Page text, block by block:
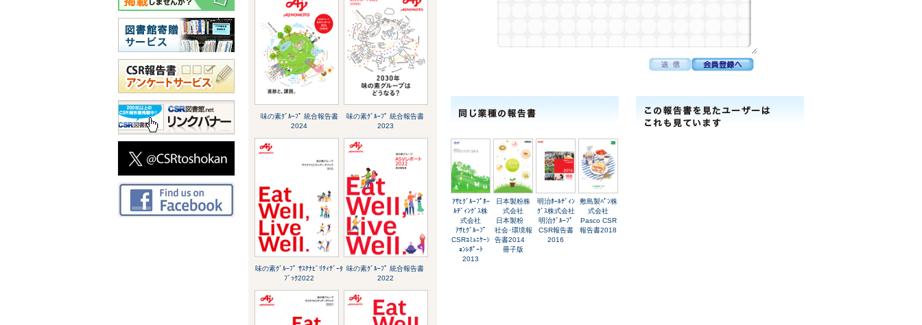
味の素ｸﾞﾙｰﾌﾟ 統合報告書
2024
味の素ｸﾞﾙｰﾌﾟ 統合報告書
2023
味の素ｸﾞﾙｰﾌﾟ ｻｽﾃﾅﾋﾞﾘﾃｨﾃﾞｰﾀ
ﾌﾞｯｸ2022
味の素ｸﾞﾙｰﾌﾟ 統合報告書
2022
ｱｻﾋｸﾞﾙｰﾌﾟﾎｰ
ﾙﾃﾞｨﾝｸﾞｽ株
式会社
ｱｻﾋｸﾞﾙｰﾌﾟ
CSRｺﾐｭﾆｹｰｼ
ｮﾝﾚﾎﾟｰﾄ
2013
日本製粉株
式会社
日本製粉
社会･環境報
告書2014
冊子版
明治ﾎｰﾙﾃﾞｨﾝ
ｸﾞｽ株式会社
明治ｸﾞﾙｰﾌﾟ
CSR報告書
2016
敷島製ﾊﾟﾝ株
式会社
Pasco CSR
報告書2018